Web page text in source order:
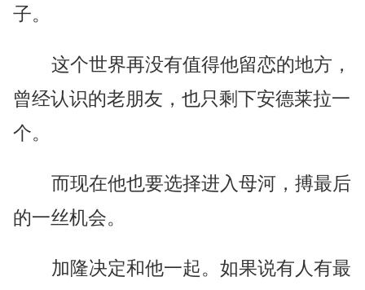
子。
这个世界再没有值得他留恋的地方，
曾经认识的老朋友，也只剩下安德莱拉一
个。
而现在他也要选择进入母河，搏最后
的一丝机会。
加隆决定和他一起。如果说有人有最